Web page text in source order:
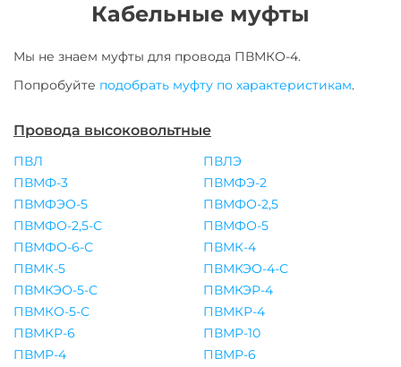
Кабельные муфты
Мы не знаем муфты для провода ПВМКО-4.
Попробуйте подобрать муфту по характеристикам.
Провода высоковольтные
ПВЛ
ПВЛЭ
ПВМФ-3
ПВМФЭ-2
ПВМФЭО-5
ПВМФО-2,5
ПВМФО-2,5-С
ПВМФО-5
ПВМФО-6-С
ПВМК-4
ПВМК-5
ПВМКЭО-4-С
ПВМКЭО-5-С
ПВМКЭР-4
ПВМКО-5-С
ПВМКР-4
ПВМКР-6
ПВМР-10
ПВМР-4
ПВМР-6